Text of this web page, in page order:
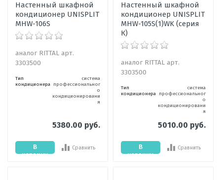
Настенный шкафной
кондиционер UNISPLIT
MHW-106S
аналог RITTAL арт.
3303500
Тип
кондиционера
система
профессиональног
о
кондиционировани
я
5380.00 руб.
В
корзину
Сравнить
Настенный шкафной
кондиционер UNISPLIT
MHW-105S(1)WK (серия
К)
аналог RITTAL арт.
3303500
Тип
кондиционера
система
профессиональног
о
кондиционировани
я
5010.00 руб.
В
корзину
Сравнить